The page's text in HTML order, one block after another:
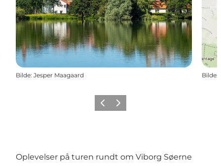
Bilde: Jesper Maagaard Bilde:
ForrigeNeste
Oplevelser på turen rundt om Viborg Søerne